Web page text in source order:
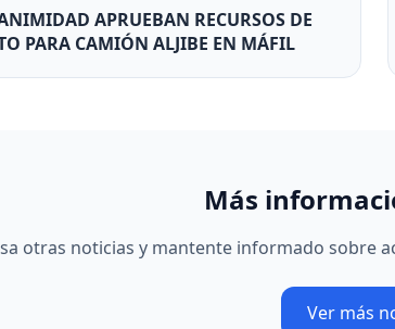
APRUEBAN RECURSOS DE
PARA CAMIÓN ALJIBE EN MÁFIL
Más
otras noticias y mantente informado sobre
Ver más